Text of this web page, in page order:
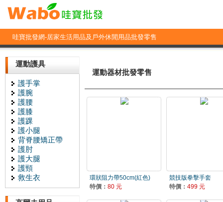
哇寶批發網-居家生活用品及戶外休閒用品批發零售
運動護具
護手掌
護腕
護腰
護膝
護踝
護小腿
背脊腰矯正帶
護肘
護大腿
護頸
救生衣
運動器材批發零售
環狀阻力帶50cm(紅色)
特價： 80 元
競技版拳擊手套
特價： 499 元